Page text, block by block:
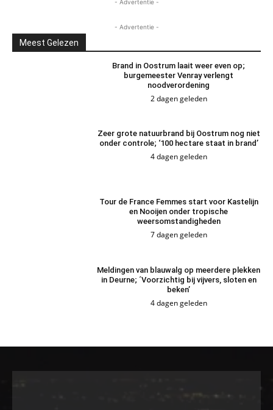
- Advertentie -
- Advertentie -
Meest Gelezen
Brand in Oostrum laait weer even op;
burgemeester Venray verlengt
noodverordening
2 dagen geleden
Zeer grote natuurbrand bij Oostrum nog niet
onder controle; ‘100 hectare staat in brand’
4 dagen geleden
Tour de France Femmes start voor Kastelijn
en Nooijen onder tropische
weersomstandigheden
7 dagen geleden
Meldingen van blauwalg op meerdere plekken
in Deurne; ´Voorzichtig bij vijvers, sloten en
beken’
4 dagen geleden